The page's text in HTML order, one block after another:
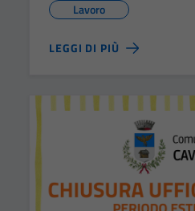
Lavoro
LEGGI DI PIÙ